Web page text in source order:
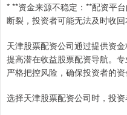
* **资金来源不稳定：**配资平
断裂，投资者可能无法及时收回
天津股票配资公司通过提供资
提高潜在收益股票配资导航。
严格把控风险，确保投资者的资
选择天津股票配资公司时，投资